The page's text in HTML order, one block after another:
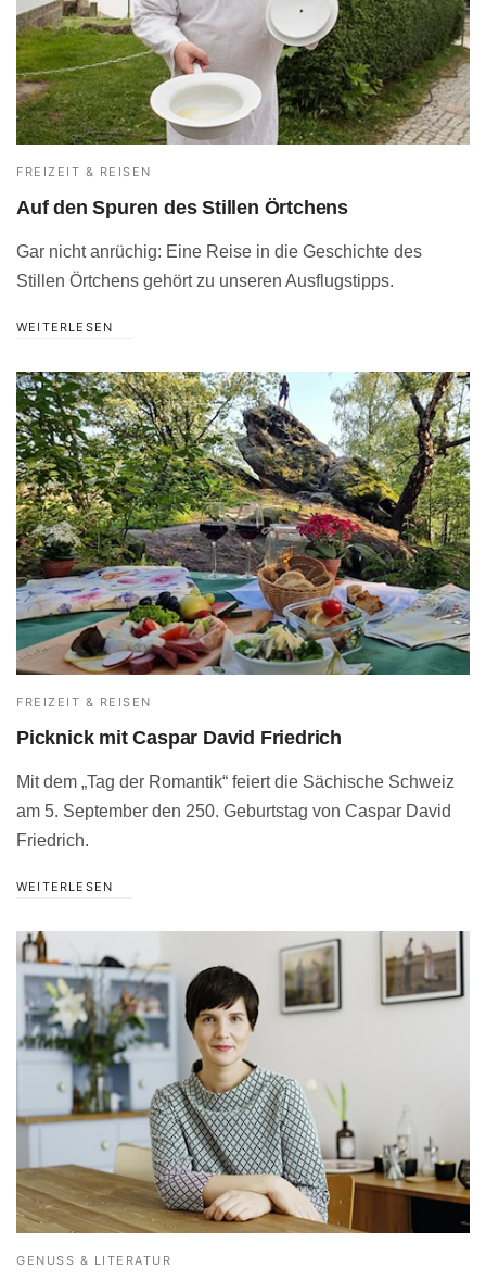
FREIZEIT & REISEN
Auf den Spuren des Stillen Örtchens
Gar nicht anrüchig: Eine Reise in die Geschichte des
Stillen Örtchens gehört zu unseren Ausflugstipps.
WEITERLESEN
FREIZEIT & REISEN
Picknick mit Caspar David Friedrich
Mit dem „Tag der Romantik“ feiert die Sächische Schweiz
am 5. September den 250. Geburtstag von Caspar David
Friedrich.
WEITERLESEN
GENUSS & LITERATUR